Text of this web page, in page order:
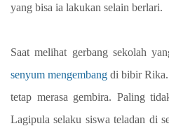
yang bisa ia lakukan selain berlari.
Saat melihat gerbang sekolah
senyum mengembang di bibir Rika.
tetap merasa gembira. Paling
Lagipula selaku siswa teladan di